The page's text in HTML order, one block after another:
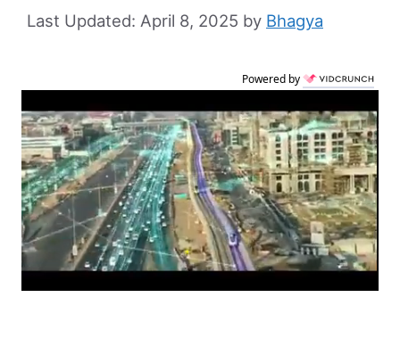
April 8, 2025 by Bhagya
Powered by